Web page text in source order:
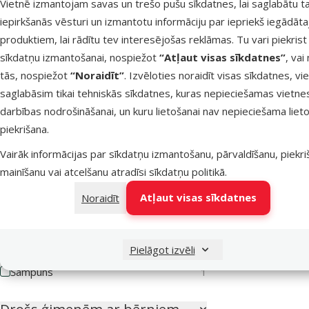
Vietnē izmantojam savas un trešo pušu sīkdatnes, lai saglabātu
iepirkšanās vēsturi un izmantotu informāciju par iepriekš
produktiem, lai rādītu tev interesējošas reklāmas. Tu vari piekrist
sīkdatņu izmantošanai, nospiežot “Atļaut visas sīkdatnes”, vai
tās, nospiežot “Noraidīt”. Izvēloties noraidīt visas sīkdatnes,
saglabāsim tikai tehniskās sīkdatnes, kuras nepieciešamas
darbības nodrošināšanai, un kuru lietošanai nav nepieciešama
piekrišana.
Vairāk informācijas par sīkdatņu izmantošanu, pārvaldīšanu,
mainīšanu vai atcelšanu atradīsi sīkdatņu politikā.
Noraidīt
Atļaut visas sīkdatnes
Pielāgot izvēli
Pretparazītu līdzekļa tips
Atbaidošs 4
Kaķa vecums
Kaķēns
Pretparazītu līdzekļa veids
1
1
1
Šampūns
1